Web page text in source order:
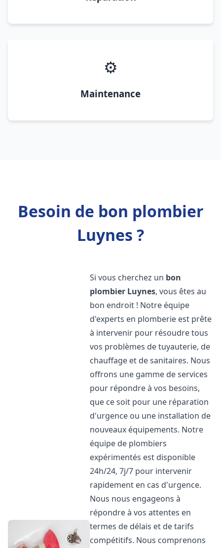
⚙️
Maintenance
Besoin de bon plombier
Luynes ?
Si vous cherchez un bon
plombier Luynes, vous êtes au
bon endroit ! Notre équipe
d'experts en plomberie est prête
à intervenir pour résoudre tous
vos problèmes de tuyauterie, de
chauffage et de sanitaires. Nous
offrons une gamme de services
pour répondre à vos besoins,
que ce soit pour une réparation
d'urgence ou une installation de
nouveaux équipements. Notre
équipe de plombiers
expérimentés est disponible
24h/24, 7j/7 pour intervenir
rapidement en cas d'urgence.
Nous nous engageons à
répondre à vos attentes en
termes de délais et de tarifs
compétitifs. Nous comprenons